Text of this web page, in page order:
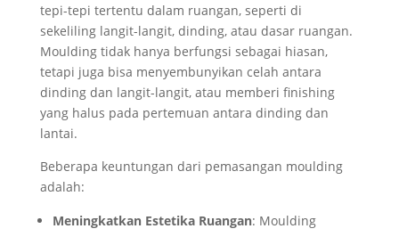
tepi-tepi tertentu dalam ruangan, seperti di
sekeliling langit-langit, dinding, atau dasar ruangan.
Moulding tidak hanya berfungsi sebagai hiasan,
tetapi juga bisa menyembunyikan celah antara
dinding dan langit-langit, atau memberi finishing
yang halus pada pertemuan antara dinding dan
lantai.
Beberapa keuntungan dari pemasangan moulding
adalah:
Meningkatkan Estetika Ruangan: Moulding